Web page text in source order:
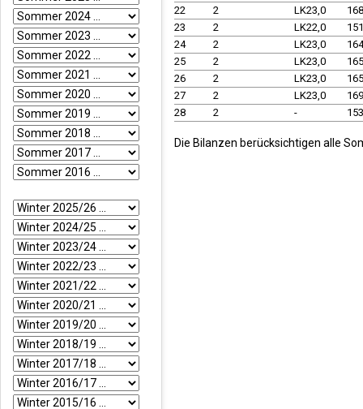
22
2 LK23,0
23
2 LK22,0
24
2 LK23,0
25
2 LK23,0
26
2 LK23,0
27
2 LK23,0
28
2 -
Die Bilanzen berücksichtigen alle